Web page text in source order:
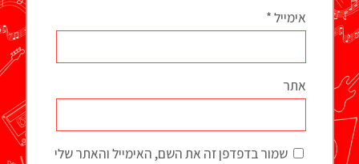
אימייל*
אתר
שמור בדפדפן זה את השם, האימייל והאתר שלי